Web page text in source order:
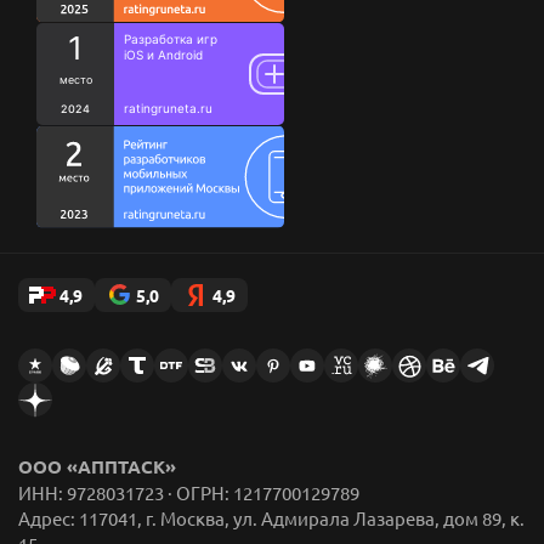
Благотворительность
Цитаты сотрудников
Исследования
Кодекс
Стикеры AppFox в Telegram
4,9 5,0 4,9
ООО «АППТАСК»
ИНН: 9728031723 · ОГРН: 1217700129789
Адрес: 117041, г. Москва, ул. Адмирала Лазарева, дом 89, к.